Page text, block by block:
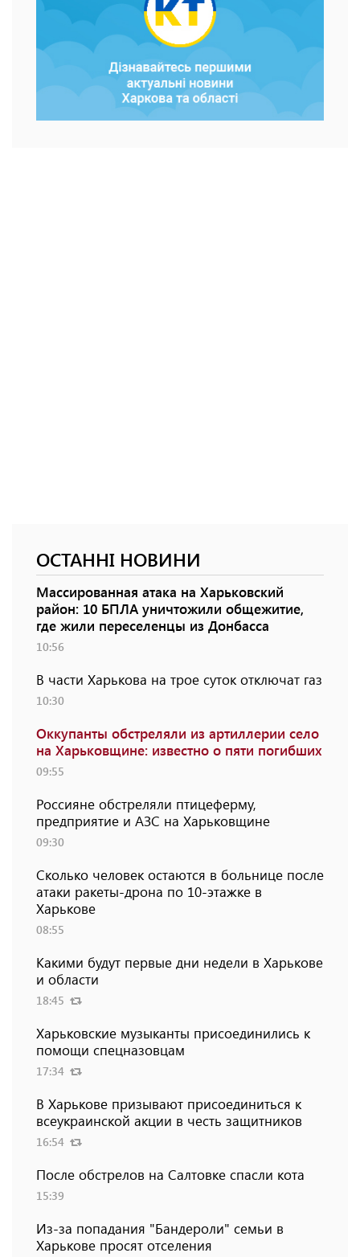
ОСТАННІ НОВИНИ
Массированная атака на Харьковский
район: 10 БПЛА уничтожили общежитие,
где жили переселенцы из Донбасса
10:56
В части Харькова на трое суток отключат газ
10:30
Оккупанты обстреляли из артиллерии село
на Харьковщине: известно о пяти погибших
09:55
Россияне обстреляли птицеферму,
предприятие и АЗС на Харьковщине
09:30
Сколько человек остаются в больнице после
атаки ракеты-дрона по 10-этажке в
Харькове
08:55
Какими будут первые дни недели в Харькове
и области
18:45
Харьковские музыканты присоединились к
помощи спецназовцам
17:34
В Харькове призывают присоединиться к
всеукраинской акции в честь защитников
16:54
После обстрелов на Салтовке спасли кота
15:39
Из-за попадания "Бандероли" семьи в
Харькове просят отселения